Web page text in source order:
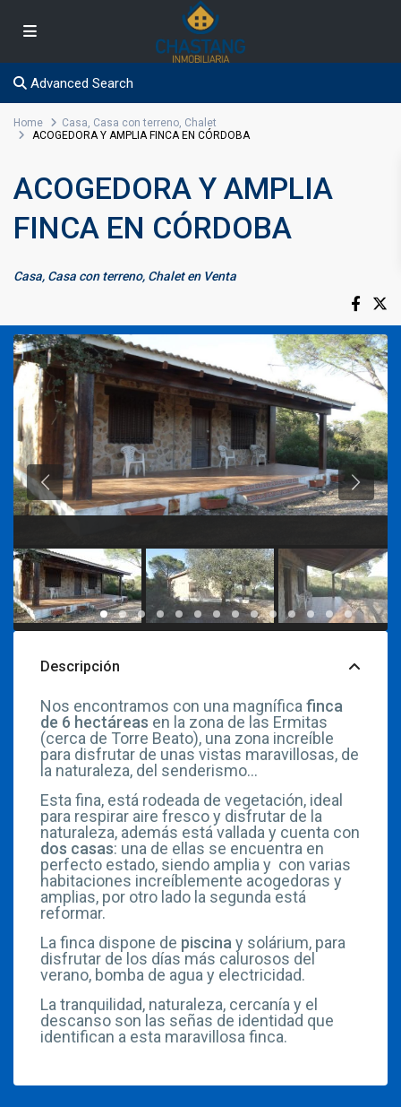
Advanced Search
Home Casa, Casa con terreno, Chalet
ACOGEDORA Y AMPLIA FINCA EN CÓRDOBA
ACOGEDORA Y AMPLIA
FINCA EN CÓRDOBA
Casa, Casa con terreno, Chaleten Venta
Descripción
Nos encontramos con una magníficafinca
de 6 hectáreas en la zona de las Ermitas
(cerca de Torre Beato), una zona increíble
para disfrutar de unas vistas maravillosas, de
la naturaleza, del senderismo…
Esta fina, está rodeada de vegetación, ideal
para respirar aire fresco y disfrutar de la
naturaleza, además está vallada y cuenta con
dos casas: una de ellas se encuentra en
perfecto estado, siendo amplia y con varias
habitaciones increíblemente acogedoras y
amplias, por otro lado la segunda está
reformar.
La finca dispone de piscina y solárium, para
disfrutar de los días más calurosos del
verano, bomba de agua y electricidad.
La tranquilidad, naturaleza, cercanía y el
descanso son las señas de identidad que
identifican a esta maravillosa finca.